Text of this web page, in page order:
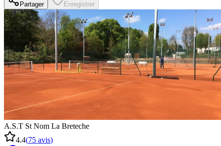
Partager Enregistrer
A.S.T St Nom La Breteche
4.4(75 avis)